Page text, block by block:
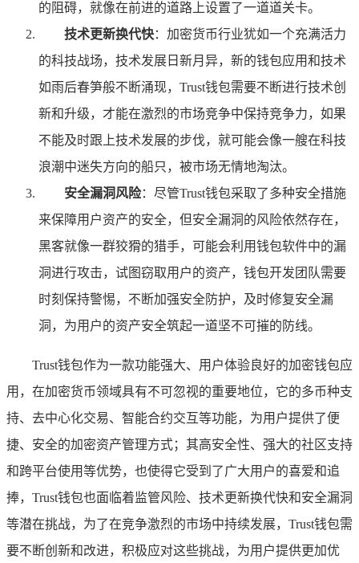
的阻碍，就像在前进的道路上设置了一道道关卡。
技术更新换代快：加密货币行业犹如一个充满活力
的科技战场，技术发展日新月异，新的钱包应用和技术
如雨后春笋般不断涌现，Trust钱包需要不断进行技术创
新和升级，才能在激烈的市场竞争中保持竞争力，如果
不能及时跟上技术发展的步伐，就可能会像一艘在科技
浪潮中迷失方向的船只，被市场无情地淘汰。
安全漏洞风险：尽管Trust钱包采取了多种安全措施
来保障用户资产的安全，但安全漏洞的风险依然存在，
黑客就像一群狡猾的猎手，可能会利用钱包软件中的漏
洞进行攻击，试图窃取用户的资产，钱包开发团队需要
时刻保持警惕，不断加强安全防护，及时修复安全漏
洞，为用户的资产安全筑起一道坚不可摧的防线。
Trust钱包作为一款功能强大、用户体验良好的加密钱包应
用，在加密货币领域具有不可忽视的重要地位，它的多币种支
持、去中心化交易、智能合约交互等功能，为用户提供了便
捷、安全的加密资产管理方式；其高安全性、强大的社区支持
和跨平台使用等优势，也使得它受到了广大用户的喜爱和追
捧，Trust钱包也面临着监管风险、技术更新换代快和安全漏洞
等潜在挑战，为了在竞争激烈的市场中持续发展，Trust钱包需
要不断创新和改进，积极应对这些挑战，为用户提供更加优